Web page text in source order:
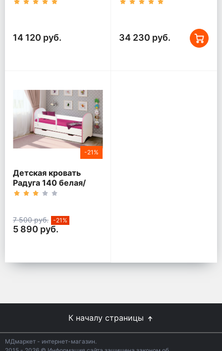
14 120 руб. 34 230 руб.
-21%
Детская кровать
Радуга 140 белая/
кант розовый
7 500 руб. -21%
5 890 руб.
К началу страницы
МДмаркет - интернет-магазин.